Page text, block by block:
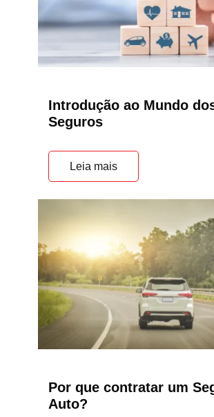
Introdução ao Mundo
Seguros
Leia mais
Por que contratar um
Auto?